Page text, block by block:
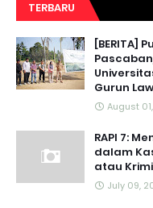
TERBARU
[BERITA]
Gurun
August
RAPI 7:
dalam
atau
July 09,